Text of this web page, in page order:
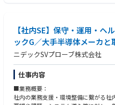
る。また、アルファ／ベータ装置の
し、知識習得を進めるとともに、その
に、手順書の改善、エンジニアリング
提供にも貢献する。
当社のナレッジマネジメントを効果的
を図る。また、Escalation Solver、
活用、ならびにローカルおよびリージ
共有クラスの開催を通じて、Lamの世
【社内SE】保守・運用・
ックG／大手半導体メーカ
ニデックSVプローブ株式会社
仕事内容
■業務概要：
社内の業務支援・環境整備に繋がる社